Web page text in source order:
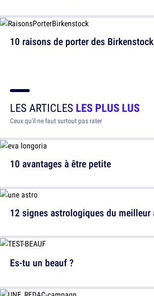
10 raisons de porter des Birkenstock
LES ARTICLES LES PLUS LUS
Ceux qu'il ne faut surtout pas rater
10 avantages à être petite
12 signes astrologiques du meilleur
Es-tu un beauf ?